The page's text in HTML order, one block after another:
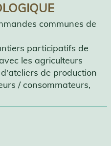
communes de
participatifs de
les agriculteurs
de production
/ consommateurs,